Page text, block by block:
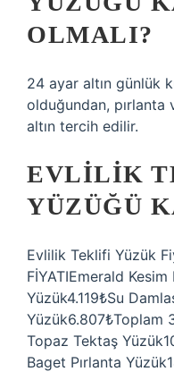
OLMALI?
24 ayar altın günlük
olduğundan, pırlanta
altın tercih edilir.
EVLILIK
YÜZÜĞÜ
Evlilik Teklifi Yüzük
FİYATIEmerald
Yüzük4.119₺Su
Yüzük6.807₺Toplam
Topaz Tektaş
Baget Pırlanta